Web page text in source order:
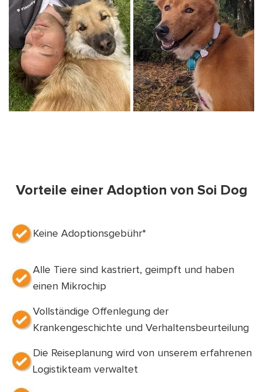
Vorteile einer Adoption von Soi Dog
Keine Adoptionsgebühr*
Alle Tiere sind kastriert, geimpft und haben
einen Mikrochip
Vollständige Offenlegung der
Krankengeschichte und Verhaltensbeurteilung
Die Reiseplanung wird von unserem erfahrenen
Logistikteam verwaltet